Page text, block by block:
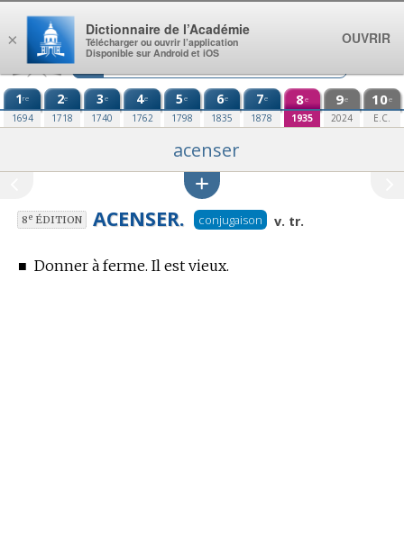
Aller au contenu
1re
1694
2e
1718
3e
1740
4e
1762
5e
1798
6e
1835
7e
1878
8e
1935
9e
2024
10e
E.C.
acenser
8eÉDITION ACENSER. conjugaison v. tr.
■ Donner à ferme. Il est vieux.
×
Dictionnaire de l’Académie
Télécharger ou ouvrir l’application
Disponible sur Android et iOS
OUVRIR